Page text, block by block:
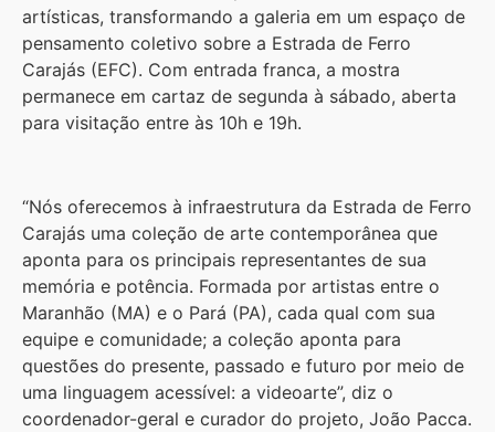
artísticas, transformando a galeria em um espaço de
pensamento coletivo sobre a Estrada de Ferro
Carajás (EFC). Com entrada franca, a mostra
permanece em cartaz de segunda à sábado, aberta
para visitação entre às 10h e 19h.
“Nós oferecemos à infraestrutura da Estrada de Ferro
Carajás uma coleção de arte contemporânea que
aponta para os principais representantes de sua
memória e potência. Formada por artistas entre o
Maranhão (MA) e o Pará (PA), cada qual com sua
equipe e comunidade; a coleção aponta para
questões do presente, passado e futuro por meio de
uma linguagem acessível: a videoarte”, diz o
coordenador-geral e curador do projeto, João Pacca.